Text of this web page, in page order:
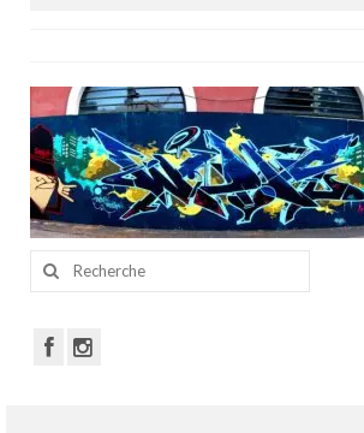
About
Portfolio
Walls
Collective walls
Decor
Rechercher